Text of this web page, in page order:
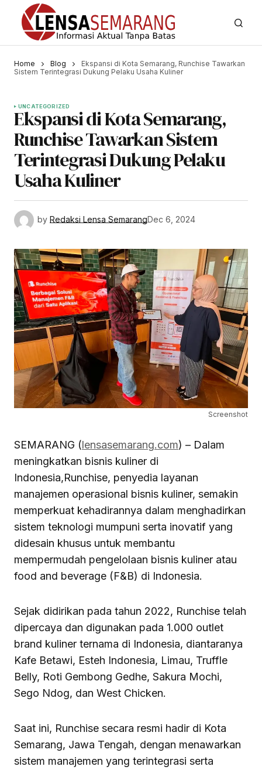
Home Blog
Ekspansi di Kota Semarang, Runchise Tawarkan
Sistem Terintegrasi Dukung Pelaku Usaha Kuliner
UNCATEGORIZED
Ekspansi di Kota Semarang,
Runchise Tawarkan Sistem
Terintegrasi Dukung Pelaku
Usaha Kuliner
by Redaksi Lensa SemarangDec 6, 2024
Screenshot
SEMARANG (lensasemarang.com) – Dalam
meningkatkan bisnis kuliner di
Indonesia,Runchise, penyedia layanan
manajemen operasional bisnis kuliner, semakin
memperkuat kehadirannya dalam menghadirkan
sistem teknologi mumpuni serta inovatif yang
didesain khusus untuk membantu
mempermudah pengelolaan bisnis kuliner atau
food and beverage (F&B) di Indonesia.
Sejak didirikan pada tahun 2022, Runchise telah
dipercaya dan digunakan pada 1.000 outlet
brand kuliner ternama di Indonesia, diantaranya
Kafe Betawi, Esteh Indonesia, Limau, Truffle
Belly, Roti Gembong Gedhe, Sakura Mochi,
Sego Ndog, dan West Chicken.
Saat ini, Runchise secara resmi hadir di Kota
Semarang, Jawa Tengah, dengan menawarkan
sistem manajemen yang terintegrasi serta